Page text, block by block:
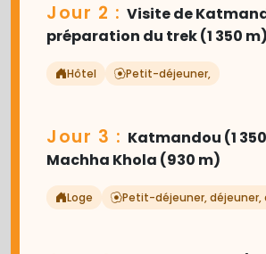
Jour 2 : Visite de
préparation du trek (1 350 m)
Hôtel Petit-déjeuner,
Aujourd'hui, explorez
inscrits au patrimoine
l'UNESCO dans la vallée de
Visitez le magnifique
Jour 3 : Katmandou (1
Machha Khola (930 m)
Loge Petit-déjeuner, déjeuner,